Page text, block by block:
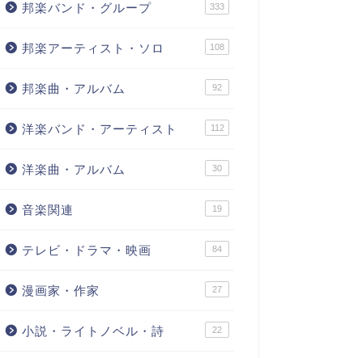
邦楽バンド・グループ 333
邦楽アーティスト・ソロ 108
邦楽曲・アルバム 92
洋楽バンド・アーティスト 112
洋楽曲・アルバム 30
音楽関連 19
テレビ・ドラマ・映画 84
漫画家・作家 27
小説・ライトノベル・詩 22